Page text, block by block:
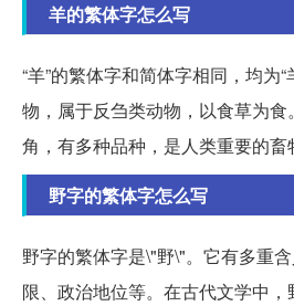
羊的繁体字怎么写
“羊”的繁体字和简体字相同，均为
物，属于反刍类动物，以食草为
角，有多种品种，是人类重要的畜
野字的繁体字怎么写
野字的繁体字是\"野\"。它有多重
限、政治地位等。在古代文学中